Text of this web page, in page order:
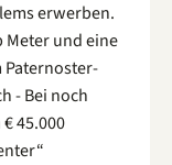
erwerben.
Meter und eine
Paternoster-
- Bei noch
45.000